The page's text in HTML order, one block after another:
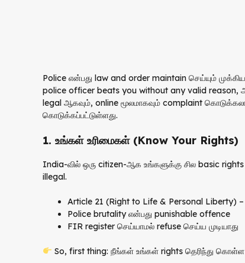
Police என்பது law and order maintain செய்யும்
police officer beats you without any valid reason,
legal ஆகவும், online மூலமாகவும் complaint
கொடுக்கப்பட்டுள்ளது.
1. உங்கள் உரிமைகள் (Know Your Rights)
India-வில் ஒரு citizen-ஆக உங்களுக்கு சில basic
illegal.
Article 21 (Right to Life & Personal Liberty)
Police brutality என்பது punishable offence
FIR register செய்யாமல் refuse செய்ய முடியாது
So, first thing: நீங்கள் உங்கள் rights தெரிந்து